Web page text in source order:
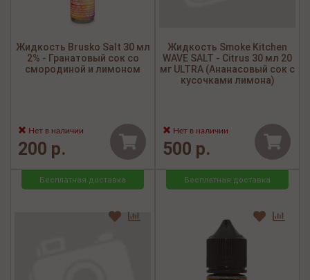
Жидкость Brusko Salt 30 мл
2% - Гранатовый сок со
смородиной и лимоном
Нет в наличии
200 р.
Жидкость Smoke Kitchen
WAVE SALT - Citrus 30 мл 20
мг ULTRA (Ананасовый сок с
кусочками лимона)
Нет в наличии
500 р.
Бесплатная доставка Бесплатная доставка